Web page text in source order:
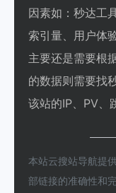
因素如：秒达工
索引量、用户体
主要还是需要根
的数据则需要找
该站的IP、PV、
本站云搜站导航提
部链接的准确性和